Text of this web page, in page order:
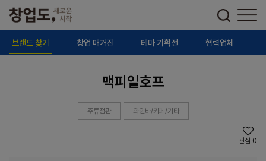
브랜드 찾기 창업 매거진 테마 기획전 협력업체
맥피일호프
주류점관 와인바/카페/기타
관심 0